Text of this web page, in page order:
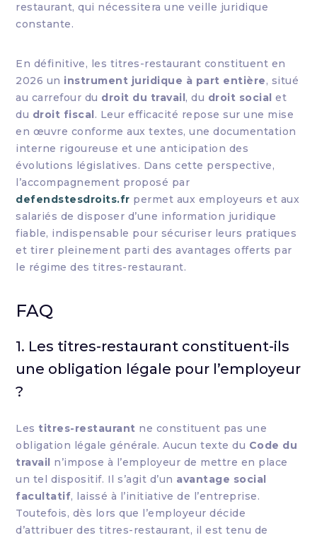
restaurant, qui nécessitera une veille juridique
constante.
En définitive, les titres-restaurant constituent en
2026 un instrument juridique à part entière, situé
au carrefour du droit du travail, du droit social et
du droit fiscal. Leur efficacité repose sur une mise
en œuvre conforme aux textes, une documentation
interne rigoureuse et une anticipation des
évolutions législatives. Dans cette perspective,
l’accompagnement proposé par
defendstesdroits.fr permet aux employeurs et aux
salariés de disposer d’une information juridique
fiable, indispensable pour sécuriser leurs pratiques
et tirer pleinement parti des avantages offerts par
le régime des titres-restaurant.
FAQ
1. Les titres-restaurant constituent-ils
une obligation légale pour l’employeur
?
Les titres-restaurant ne constituent pas une
obligation légale générale. Aucun texte du Code du
travail n’impose à l’employeur de mettre en place
un tel dispositif. Il s’agit d’un avantage social
facultatif, laissé à l’initiative de l’entreprise.
Toutefois, dès lors que l’employeur décide
d’attribuer des titres-restaurant, il est tenu de